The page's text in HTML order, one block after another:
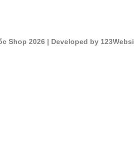
Shop 2026| Developed by